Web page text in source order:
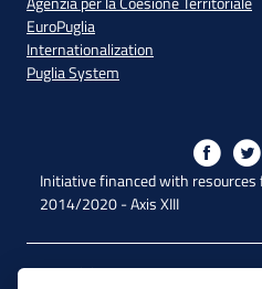
EuroPuglia
Internationalization
Puglia System
Initiative financed with resources
2014/2020 - Axis XIII
Accessibility